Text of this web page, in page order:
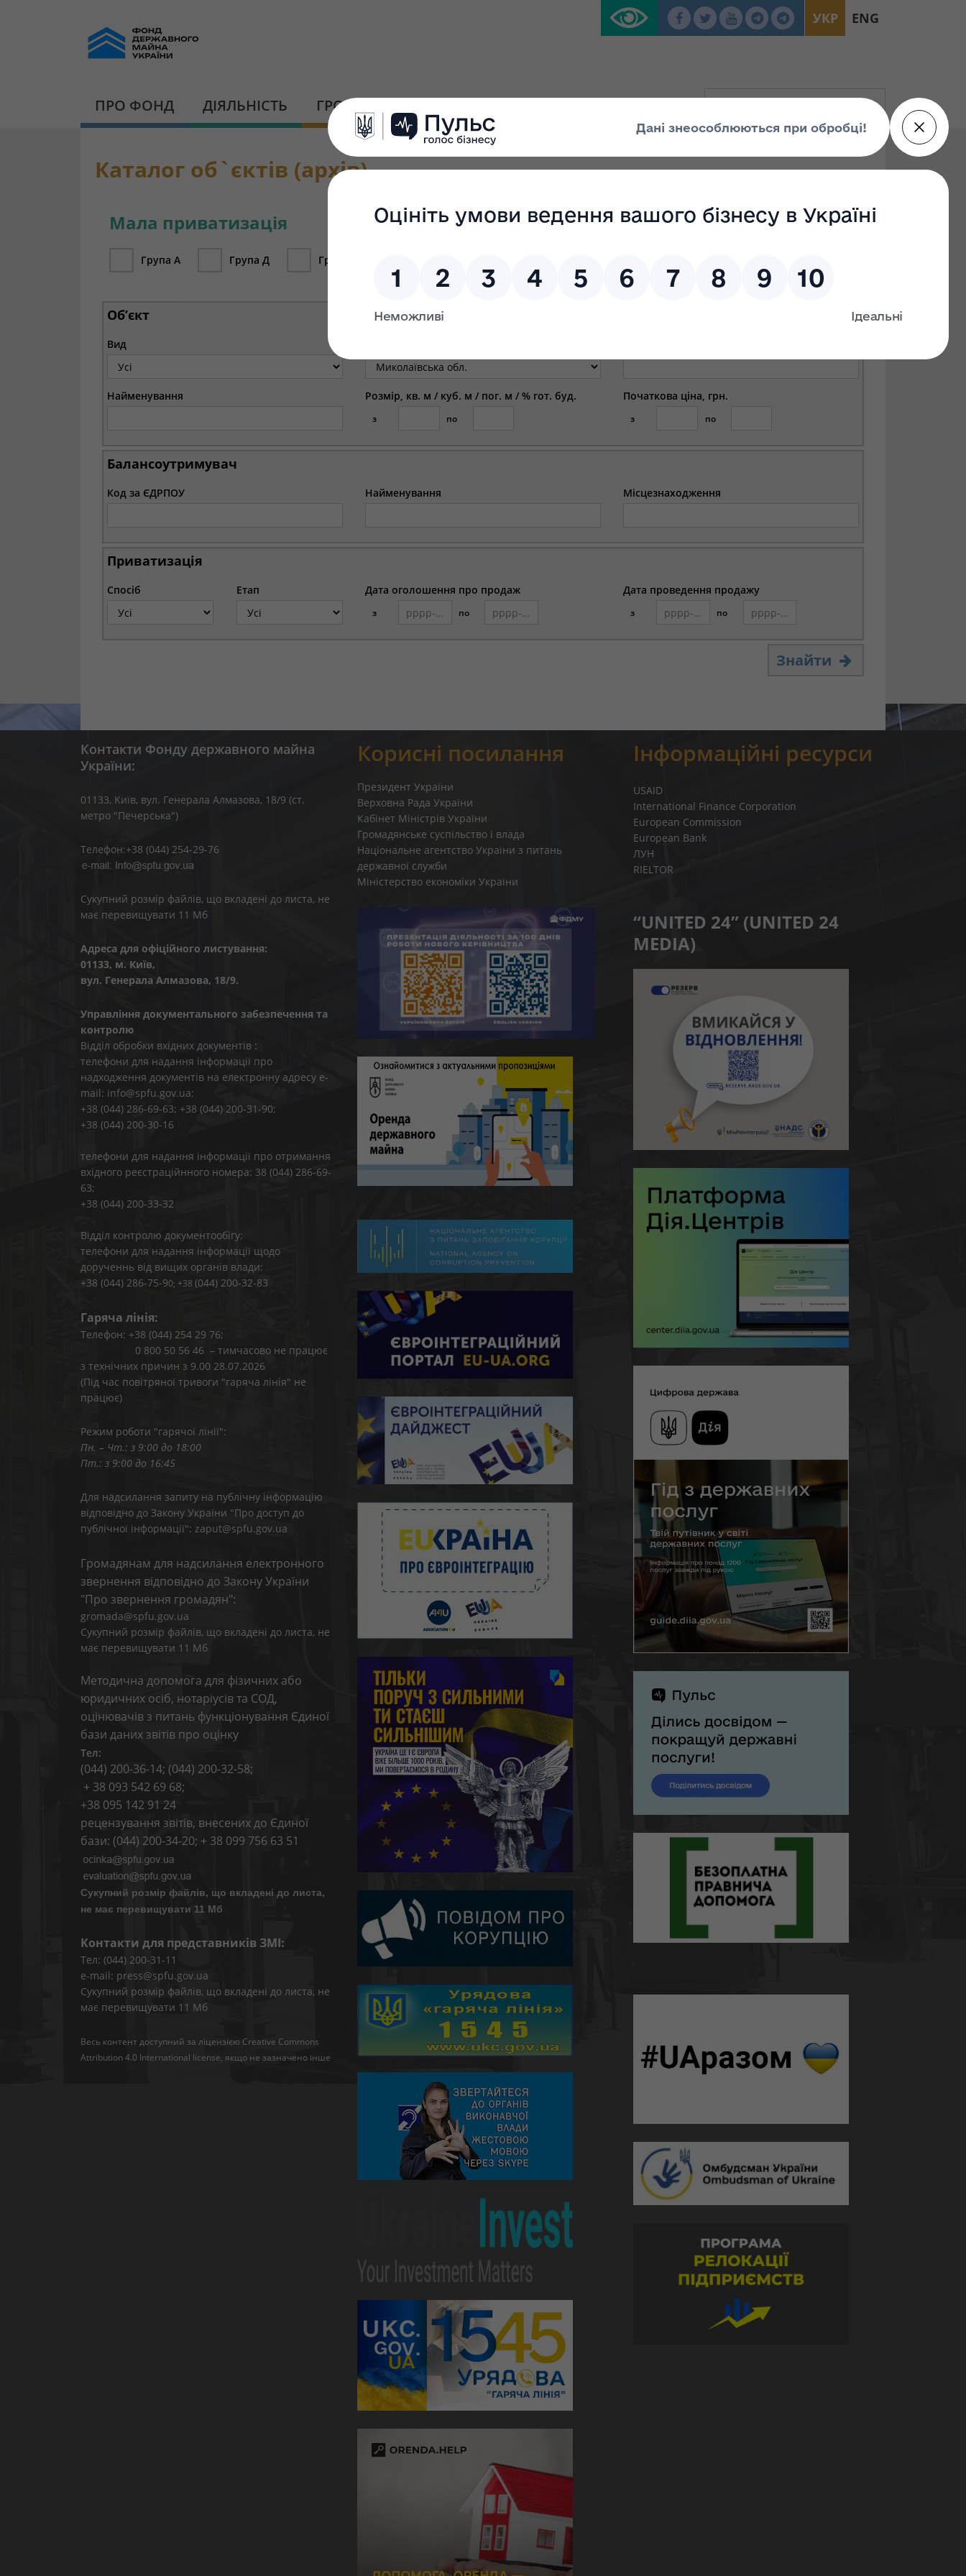
УКР ENG
ПРО ФОНД ДІЯЛЬНІСТЬ ГРОМАДСЬКА ПЛАТФОРМА
Каталог об`єктів (архів)
Мала приватизація
Група А Група Д Група Ж
Велика приватизація
Об’єкт
Вид
Найменування Розмір, кв. м / куб. м / пог. м / % гот. буд.
з по
Початкова ціна, грн.
з по
Балансоутримувач
Код за ЄДРПОУ Найменування Місцезнаходження
Приватизація
Спосіб Етап Дата оголошення про продаж
з по
Дата проведення продажу
з по
Знайти
Контакти Фонду державного майна
України:
01133, Kиїв, вул. Генерала Алмазова, 18/9 (ст.
метро "Печерська")
Телефон:+38 (044) 254-29-76
Сукупний розмір файлів, що вкладені до листа, не
має перевищувати 11 Мб
Адреса для офіційного листування:
01133, м. Київ,
вул. Генерала Алмазова, 18/9.
Управління документального забезпечення та
контролю
Відділ обробки вхідних документів :
телефони для надання інформації про
надходження документів на електронну адресу e-
mail: info@spfu.gov.ua:
+38 (044) 286-69-63; +38 (044) 200-31-90;
+38 (044) 200-30-16
телефони для надання інформації про отримання
вхідного реєстраційнного номера: 38 (044) 286-69-
63;
+38 (044) 200-33-32
Відділ контролю документообігу:
телефони для надання інформації щодо
дорученнь від вищих органів влади:
+38 (044) 286-75-90; +38 (044) 200-32-83
Гаряча лінія:
Телефон: +38 (044) 254 29 76;
0 800 50 56 46 – тимчасово не працює
з технічних причин з 9.00 28.07.2026
(Під час повітряної тривоги "гаряча лінія" не
працює)
Режим роботи "гарячої лінії":
Пн. – Чт.: з 9:00 до 18:00
Пт.: з 9:00 до 16:45
Для надсилання запиту на публічну інформацію
відповідно до Закону України "Про доступ до
публічної інформації": zaput@spfu.gov.ua
Громадянам для надсилання електронного
звернення відповідно до Закону України
"Про звернення громадян":
gromada@spfu.gov.ua
Сукупний розмір файлів, що вкладені до листа, не
має перевищувати 11 Мб
Методична допомога для фізичних або
юридичних осіб, нотаріусів та СОД,
оцінювачів з питань функціонування Єдиної
бази даних звітів про оцінку
Тел:
(044) 200-36-14; (044) 200-32-58;
+ 38 093 542 69 68;
+38 095 142 91 24
рецензування звітів, внесених до Єдиної
бази: (044) 200-34-20; + 38 099 756 63 51
Сукупний розмір файлів, що вкладені до листа,
не має перевищувати 11 Мб
Контакти для представників ЗМІ:
Тел: (044) 200-31-11
e-mail: press@spfu.gov.ua
Сукупний розмір файлів, що вкладені до листа, не
має перевищувати 11 Мб
Весь контент доступний за ліцензією Creative Commons
Attribution 4.0 International license, якщо не зазначено інше
Корисні посилання
Президент України
Верховна Рада України
Кабінет Міністрів України
Громадянське суспільство і влада
Національне агентство України з питань
державної служби
Міністерство економіки України
Інформаційні ресурси
USAID
International Finance Corporation
European Commission
European Bank
ЛУН
RIELTOR
“UNITED 24” (UNITED 24
MEDIA)